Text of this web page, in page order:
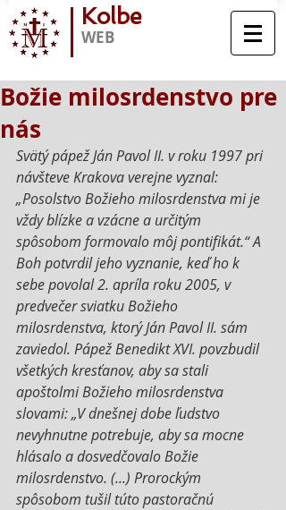
Kolbe
WEB
Božie milosrdenstvo pre
nás
Svätý pápež Ján Pavol II. v roku 1997 pri
návšteve Krakova verejne vyznal:
„Posolstvo Božieho milosrdenstva mi je
vždy blízke a vzácne a určitým
spôsobom formovalo môj pontifikát.“ A
Boh potvrdil jeho vyznanie, keď ho k
sebe povolal 2. apríla roku 2005, v
predvečer sviatku Božieho
milosrdenstva, ktorý Ján Pavol II. sám
zaviedol. Pápež Benedikt XVI. povzbudil
všetkých kresťanov, aby sa stali
apoštolmi Božieho milosrdenstva
slovami: „V dnešnej dobe ľudstvo
nevyhnutne potrebuje, aby sa mocne
hlásalo a dosvedčovalo Božie
milosrdenstvo. (...) Prorockým
spôsobom tušil túto pastoračnú